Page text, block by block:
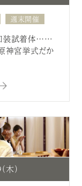
週末開催
装試着体……
神宮挙式だか
）